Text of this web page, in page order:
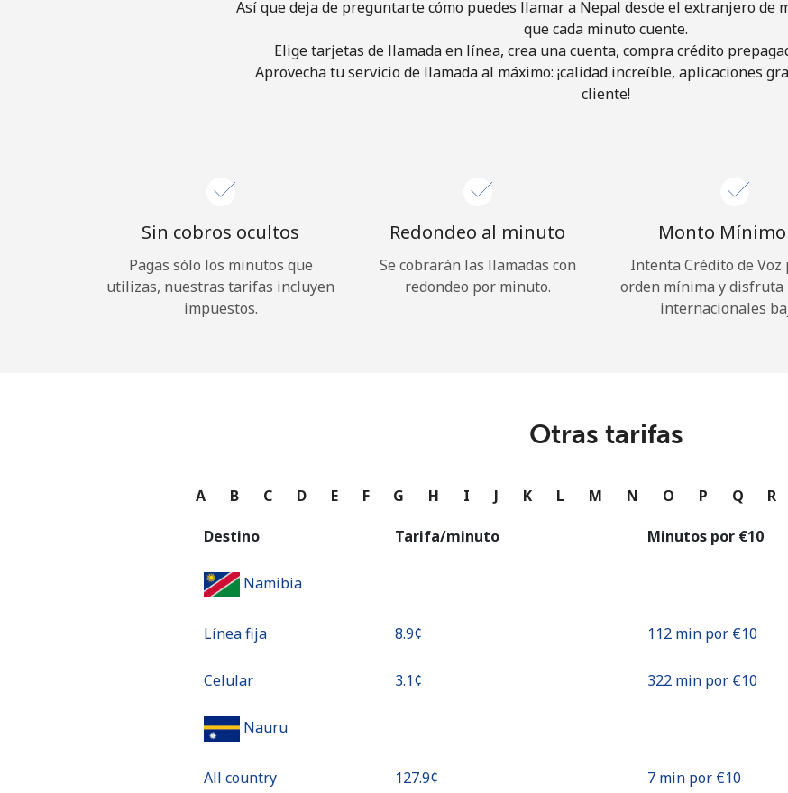
¡Hola!
¿Olvidaste tu contraseña?
Continuar con
Así que deja de preguntarte cómo puedes llamar a Nepal desde el extranjero de
que cada minuto cuente.
Elige tarjetas de llamada en línea, crea una cuenta, compra crédito
Aprovecha tu servicio de llamada al máximo: ¡calidad increíble, aplicaciones
cliente!
Sin cobros ocultos
Pagas sólo los minutos que
utilizas, nuestras tarifas incluyen
impuestos.
Redondeo al minuto
Se cobrarán las llamadas con
redondeo por minuto.
Monto Mínimo
Intenta Crédito de Voz
orden mínima y disfruta
internacionales
Otras tarifas
A B C D E F G H I J K L M N O P Q R
Destino Tarifa/minuto Minutos por ⁦€10⁩
Namibia
Línea fija ⁦8.9¢⁩ 112 min por ⁦€10⁩
Celular ⁦3.1¢⁩ 322 min por ⁦€10⁩
Nauru
All country ⁦127.9¢⁩ 7 min por ⁦€10⁩